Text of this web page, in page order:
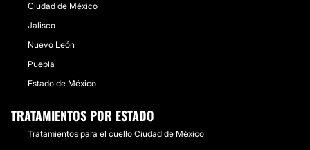
Ciudad de México
Jalisco
Nuevo León
Puebla
Estado de México
TRATAMIENTOS POR ESTADO
Tratamientos para el cuello Ciudad de México